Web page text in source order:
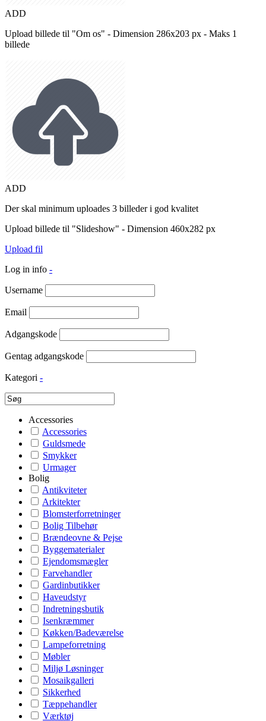
ADD
Upload billede til "Om os" - Dimension 286x203 px - Maks 1
billede
ADD
Der skal minimum uploades 3 billeder i god kvalitet
Upload billede til "Slideshow" - Dimension 460x282 px
Upload fil
Log in info -
Username
Email
Adgangskode
Gentag adgangskode
Kategori -
Accessories
Accessories
Guldsmede
Smykker
Urmager
Bolig
Antikviteter
Arkitekter
Blomsterforretninger
Bolig Tilbehør
Brændeovne & Pejse
Byggematerialer
Ejendomsmægler
Farvehandler
Gardinbutikker
Haveudstyr
Indretningsbutik
Isenkræmmer
Køkken/Badeværelse
Lampeforretning
Møbler
Miljø Løsninger
Mosaikgalleri
Sikkerhed
Tæppehandler
Værktøj